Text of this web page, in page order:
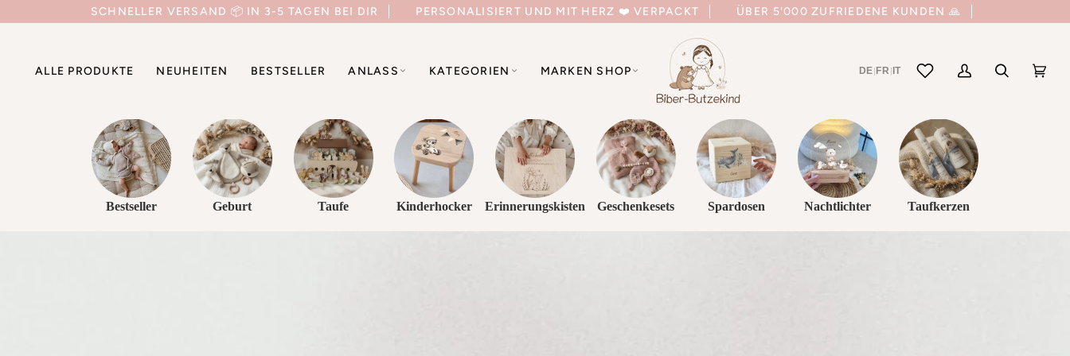
SCHNELLER VERSAND 📦 IN 3-5 TAGEN BEI DIR PERSONALISIERT UND MIT HERZ ❤️ VERPACKT ÜBER 5'000 ZUFRIEDENE KUNDEN 🙏
ALLE PRODUKTE NEUHEITEN BESTSELLER ANLASS KATEGORIEN MARKEN SHOP DE| FR | IT
Mein
Suchen
Bestseller Geburt Taufe Kinderhocker Erinnerungskisten Geschenkesets Spardosen Nachtlichter Taufkerzen